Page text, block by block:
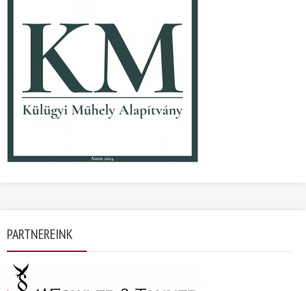
PARTNEREINK